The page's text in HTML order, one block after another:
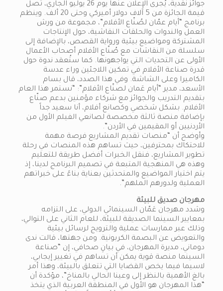
جوائز نقدية، يُجرى الإعلان عنها يوم 26 يوليو الجاري، تصل
قيمة الجائزة من 5 آلاف دولار أميركي وحتى 20 ألف. وينظم
برنامج “أيام عمّان لصُنّاع الأفلام”، مجموعة من ورش
العمل والندوات والحلقات النقاشية، حول الإنتاجات
المشتركة ومواضيع بيئية ورواية القصص، بالإضافة إلى
سلسلة من النقاشات مع صُنّاع الأفلام أصحاب الأعمال
الأولى عن التحديات التي يواجهونها. كما ستُعقد ندوة حول
قدرة صناعة الأفلام في تمكين اللاجئين وراء عدسة
الكاميرا وعلى الشاشة. وفي هذا الصدد، قال بسام
الأسعد، مدير “أيام عَمان لصنّاع الأفلام”: “نستمر هذا العام
بتقديم التدريب والجوائز مع شركاء مؤمنين بدعم صنّاع
الأفلام. بشكل شخصي وكصانع أفلام، أنا سعيد جداً
بإضافة منصة ثالثة مخصصة لصانعي الفيلم الأول من
الأردنيين أو المقيمين في الأردن”.
وأوضح أن “منصات تقديم المشاريع فرصة مهمة
للاحتكاك بمحترفين، حيث تساهم هذه المنصات في رحلة
تطوير المشاريع، فنقل الخبرات أفضل طريقة للتعليم
وهذه هي المنهجية المتبعة في تصميم البرنامج لدينا، إذ
يتم اختيار المواضيع والمتحدثين بعناية بناءً على خبراتهم
العملية ولدورهم الملهم”.
مهرجان صديق للبيئة
وشدد مهرجان عَمّان السينمائي الدولي، على التزامه
بمعايير السينما الصديقة للبيئة، للعام الثاني على التوالي،
وذلك عبر ممارسات عملية والترويج لرسائل بيئية
والتعويض عن البصمة الكربونية. ومن جهتها، قالت ندى
دوماني، مديرة المهرجان، في بيانِ صحافي، إن “صناعة
السينما منصة قوية يمكن أن تساهم في تغيير إيجابي،
لاسيما فيما يخص القضايا التي تتعلق بالبيئة، وهذا أمر
بالغ الأهمية بالنظر إلى وعينا الحالي بالمناخ”، مؤكدة أن
“هذا المهرجان هو الأول في المنطقة العربية الذي يتخذ